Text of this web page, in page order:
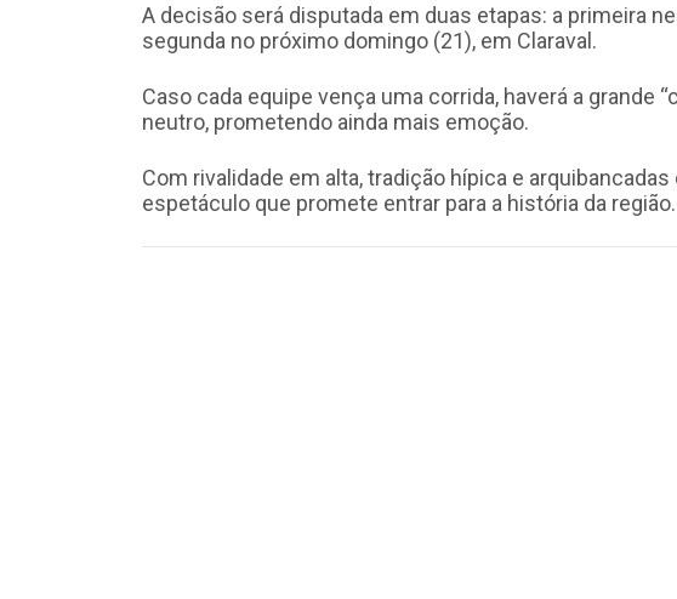
A decisão será disputada em duas etapas: a primeira
segunda no próximo domingo (21), em Claraval.
Caso cada equipe vença uma corrida, haverá a grande
neutro, prometendo ainda mais emoção.
Com rivalidade em alta, tradição hípica e
espetáculo que promete entrar para a história da região.